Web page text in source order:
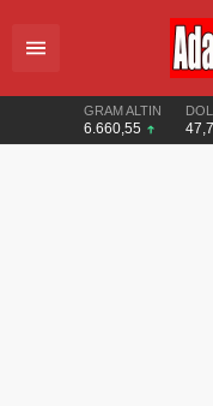
GRAM ALTIN
6.660,55